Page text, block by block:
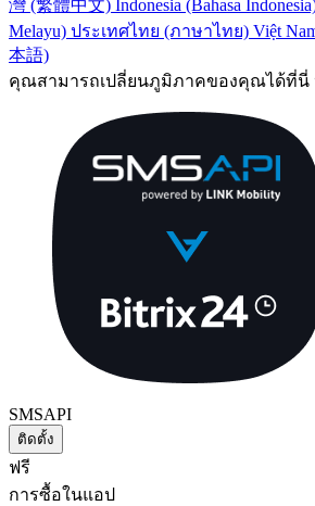
灣 (繁體中文) Indonesia (Bahasa
Melayu) ประเทศไทย (ภาษาไทย) Việt
本語)
คุณสามารถเปลี่ยนภูมิภาคของคุณได้ที่นี่
SMSAPI
ติดตั้ง
ฟรี
การซื้อในแอป